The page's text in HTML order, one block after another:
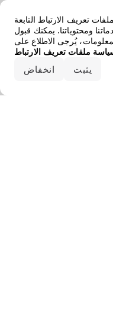
تعريف الارتباط التابعة
ومحتوياتنا. يمكنك قبول
يُرجى الاطلاع على
ملفات تعريف الارتباط
انخفاض يثبت
Error